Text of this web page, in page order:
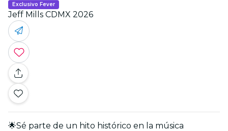
Exclusivo Fever
Jeff Mills CDMX 2026
🌟Sé parte de un hito histórico en la música